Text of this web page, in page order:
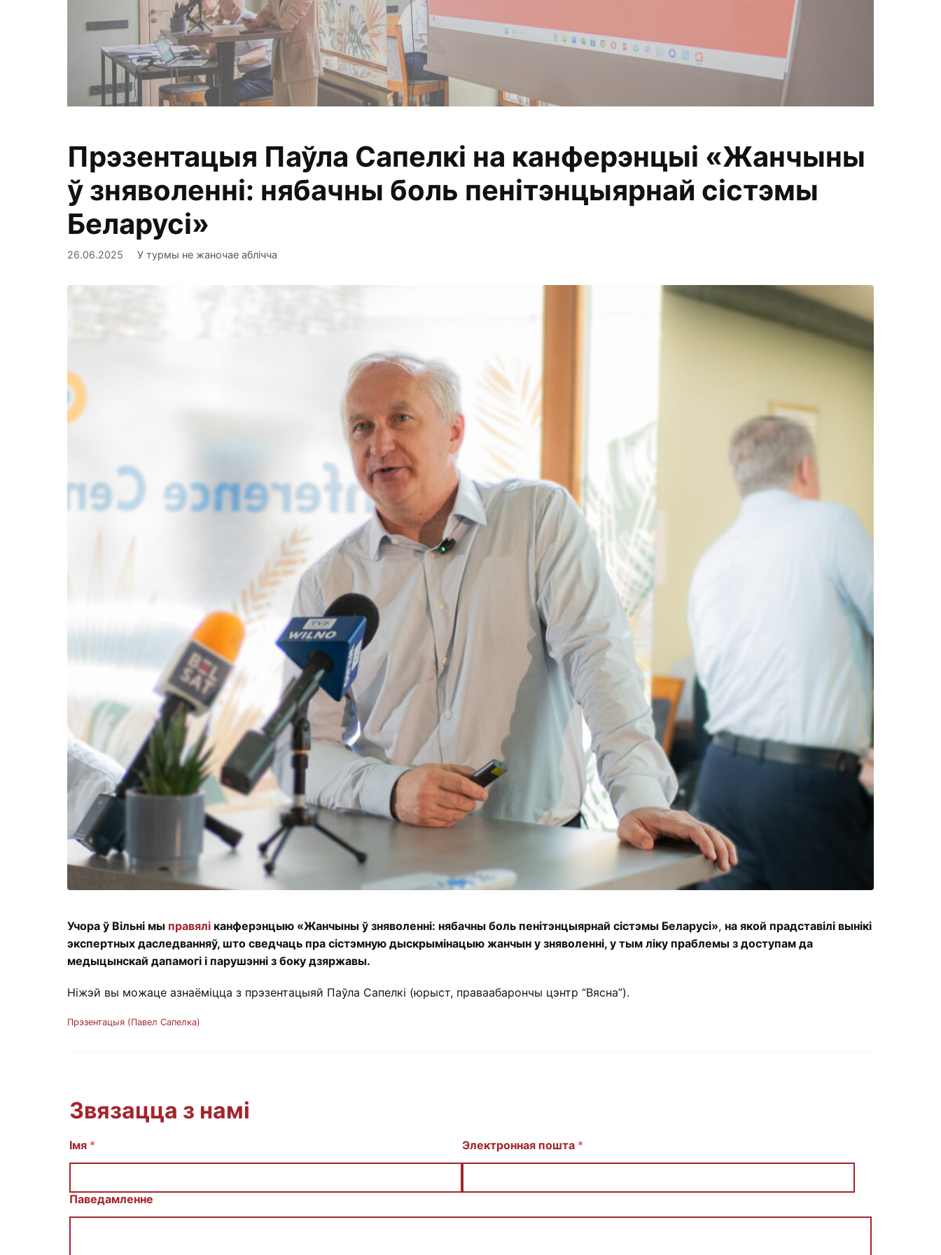
Фіксуем, аналізуем, змяняем
Прэзентацыя Паўла Сапелкі на канферэнцыі «Жанчыны
ў зняволенні: нябачны боль пенітэнцыярнай сістэмы
Беларусі»
26.06.2025 У турмы не жаночае аблічча
Учора ў Вільні мы правялі канферэнцыю «Жанчыны ў зняволенні: нябачны боль пенітэнцыярнай сістэмы Беларусі», на якой прадставілі вынікі
экспертных даследванняў, што сведчаць пра сістэмную дыскрымінацыю жанчын у зняволенні, у тым ліку праблемы з доступам да
медыцынскай дапамогі і парушэнні з боку дзяржавы.
Ніжэй вы можаце азнаёміцца з прэзентацыяй Паўла Сапелкі (юрыст, праваабарончы цэнтр “Вясна”).
Прэзентацыя (Павел Сапелка)
Звязацца з намі
С
щ
Імя * Электронная пошта *
Паведамленне